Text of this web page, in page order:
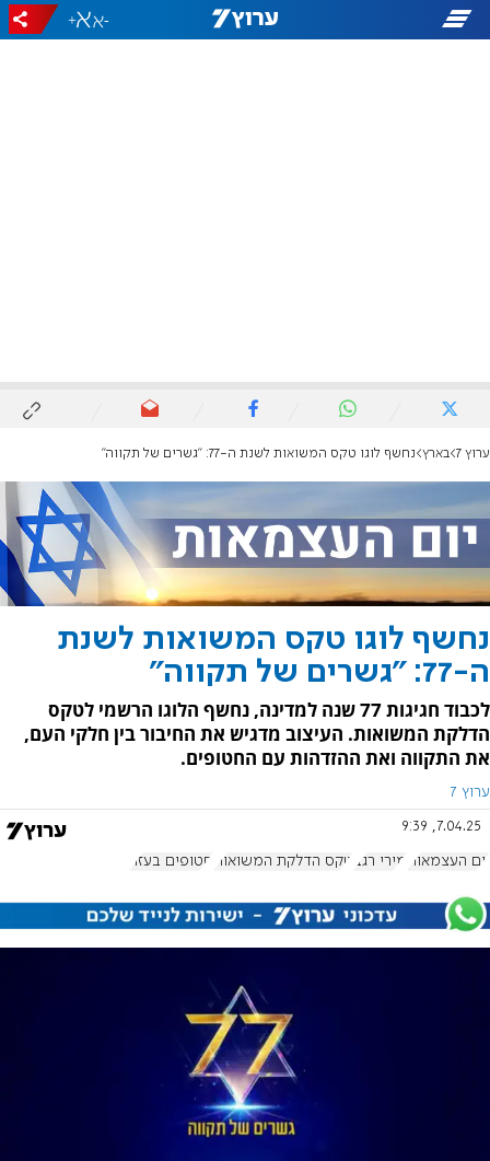
-
+
ערוץ 7 בארץ נחשף לוגו טקס המשואות לשנת ה-77: "גשרים של תקווה"
נחשף לוגו טקס המשואות לשנת
ה-77: "גשרים של תקווה"
לכבוד חגיגות 77 שנה למדינה, נחשף הלוגו הרשמי לטקס
הדלקת המשואות. העיצוב מדגיש את החיבור בין חלקי העם,
את התקווה ואת ההזדהות עם החטופים.
ערוץ 7
7.04.25, 9:39
יום העצמאות מירי רגב טקס הדלקת המשואות חטופים בעזה